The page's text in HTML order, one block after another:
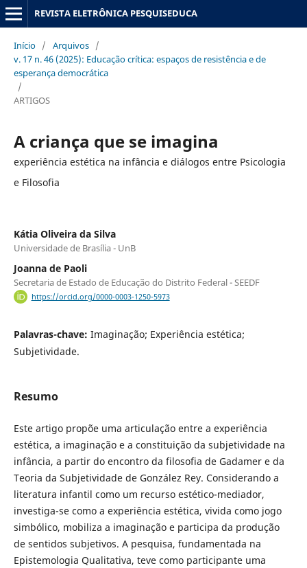
REVISTA ELETRÔNICA PESQUISEDUCA
Início / Arquivos /
v. 17 n. 46 (2025): Educação crítica: espaços de resistência e de
esperança democrática
/
ARTIGOS
A criança que se imagina
experiência estética na infância e diálogos entre Psicologia
e Filosofia
Kátia Oliveira da Silva
Universidade de Brasília - UnB
Joanna de Paoli
Secretaria de Estado de Educação do Distrito Federal - SEEDF
https://orcid.org/0000-0003-1250-5973
Palavras-chave: Imaginação; Experiência estética;
Subjetividade.
Resumo
Este artigo propõe uma articulação entre a experiência
estética, a imaginação e a constituição da subjetividade na
infância, a partir do encontro da filosofia de Gadamer e da
Teoria da Subjetividade de González Rey. Considerando a
literatura infantil como um recurso estético-mediador,
investiga-se como a experiência estética, vivida como jogo
simbólico, mobiliza a imaginação e participa da produção
de sentidos subjetivos. A pesquisa, fundamentada na
Epistemologia Qualitativa, teve como participante uma